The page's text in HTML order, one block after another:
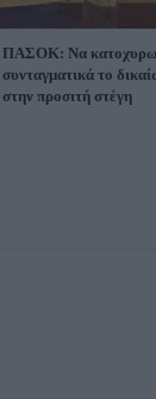
ΠΑΣΟΚ: Να
συνταγματικά το
στην προσιτή στέγη